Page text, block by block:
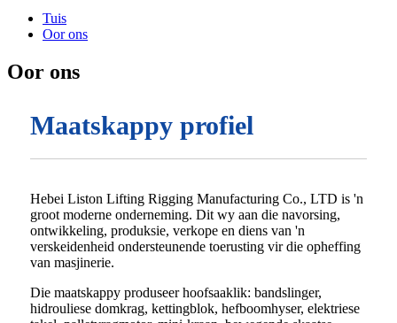
Tuis
Oor ons
Oor ons
Maatskappy profiel
Hebei Liston Lifting Rigging Manufacturing Co., LTD is 'n
groot moderne onderneming. Dit wy aan die navorsing,
ontwikkeling, produksie, verkope en diens van 'n
verskeidenheid ondersteunende toerusting vir die opheffing
van masjinerie.
Die maatskappy produseer hoofsaaklik: bandslinger,
hidrouliese domkrag, kettingblok, hefboomhyser, elektriese